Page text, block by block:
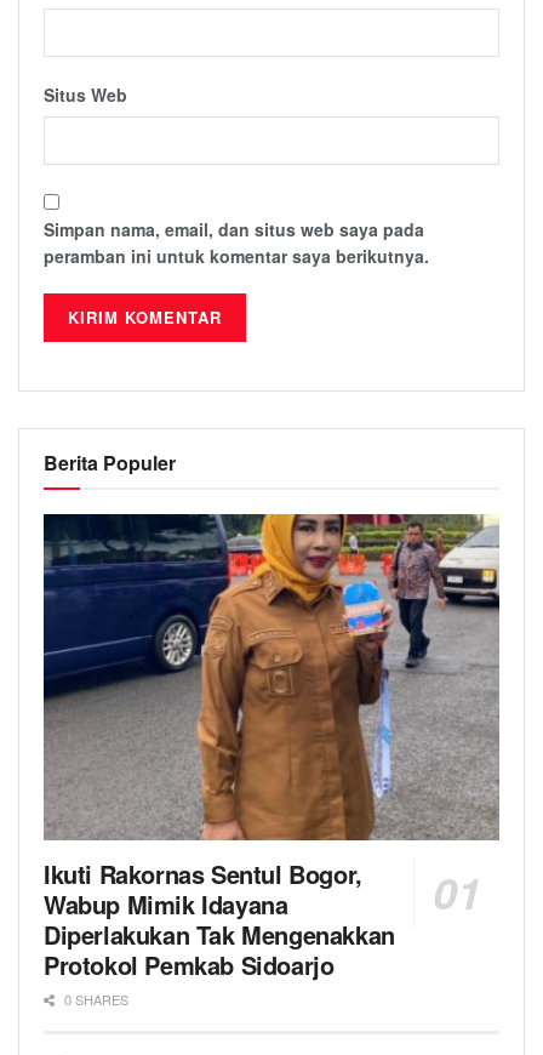
Situs Web
Simpan nama, email, dan situs web saya pada
peramban ini untuk komentar saya berikutnya.
Berita Populer
Ikuti Rakornas Sentul Bogor,
Wabup Mimik Idayana
Diperlakukan Tak Mengenakkan
Protokol Pemkab Sidoarjo
0 SHARES